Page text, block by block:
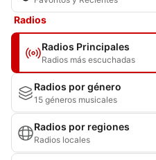
Radios
Radios Principales
Radios más escuchadas
Radios por género
15 géneros musicales
Radios por regiones
Radios locales